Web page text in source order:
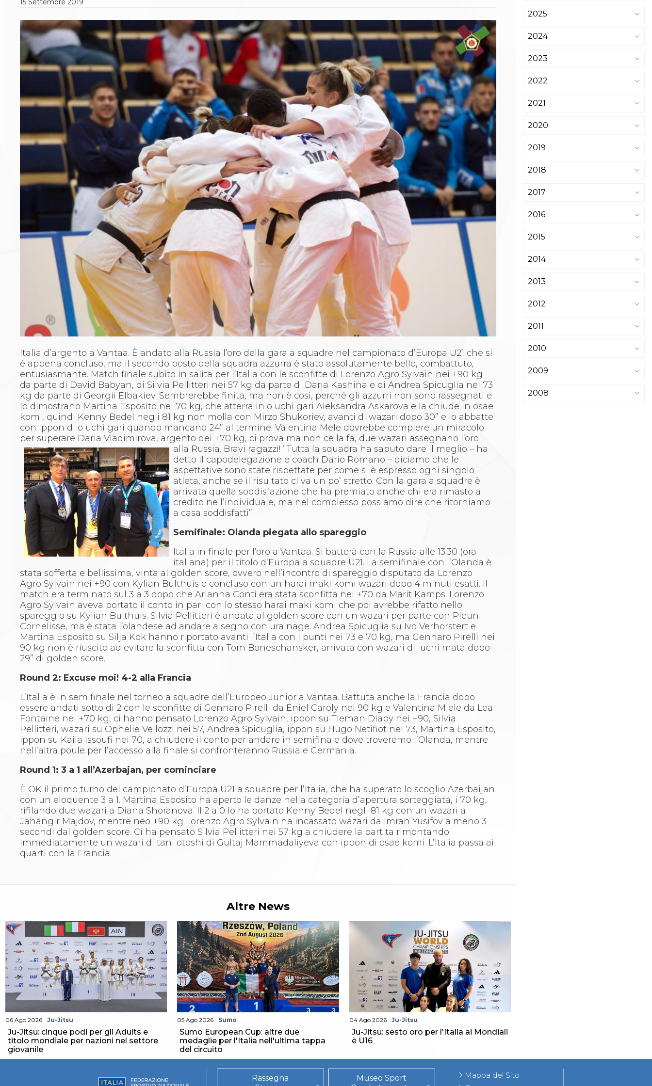
Classifica Società Sportive con più di 100 atleti
tesserati
Azzurri
Giustizia Sportiva
Protocollo udienze in videoconferenza
Documenti e Modulistica
Contatti
Provvedimenti in corso
Sentenze Giudice Sportivo
Sentenze Tribunale Federale
Sentenze Corte Sportiva e Federale di Appello
Sentenze di 1° Grado
Sentenze CAF
Sentenze Tribunale Nazionale Arbitrato per lo
Dispositivi Tribunale Federale
Dispositivi Corte Sportiva e Federale di Appello
Spese per l’accesso alla Giustizia
Gare e Risultati
Archivio eventi
Dove siamo
Comitati Regionali
Società
La Federazione
Cerca Società Sportive
Media
Rassegna stampa
Pubblicazioni FIJLKAM
Libreria FIJLKAM
Athlon.net
Galleria Fotografica
Video
Partners
Trasparenza
FIJLKAM trasparente
Amministrazione
Avvisi
Gare d’Appalto
Whistleblowing
Judo
La disciplina
News
Attività Didattica
Gare e Risultati
Albi Federali
Arbitri
Lotta
La disciplina
News
Gare e Risultati
Albi Federali
Karate
La disciplina
News
Gare e Risultati
Attività Didattica
Albi Federali
Arti marziali
Aikido
Ju Jitsu
Sumo
Capoeira
Grappling
BJJ
Pancrazio/Pankration
S'istrumpa
News
Calendario Attività
Difesa Personale MGA
La disciplina
News
Merchandising
Mappa del sito
Cerca
Contatti
News
Cookies Accept
Corsi Preparatore Fisico
Edutraining class - Didattica infantile
Corso dirigenti sportivi
Corso Direttore di Gara
Abilitazioni
Sportello Fiscale
News
Modulistica
FAQ
Sostenibilità
Documenti
15Settembre2019
Italia d’argento a Vantaa. È andato alla Russia l’oro della gara a squadre nel campionato d’Europa U21 che si
è appena concluso, ma il secondo posto della squadra azzurra è stato assolutamente bello, combattuto,
entusiasmante. Match finale subito in salita per l’Italia con le sconfitte di Lorenzo Agro Sylvain nei +90 kg
da parte di David Babyan, di Silvia Pellitteri nei 57 kg da parte di Daria Kashina e di Andrea Spicuglia nei 73
kg da parte di Georgii Elbakiev. Sembrerebbe finita, ma non è così, perché gli azzurri non sono rassegnati e
lo dimostrano Martina Esposito nei 70 kg, che atterra in o uchi gari Aleksandra Askarova e la chiude in osae
komi, quindi Kenny Bedel negli 81 kg non molla con Mirzo Shukoriev, avanti di wazari dopo 30” e lo abbatte
con ippon di o uchi gari quando mancano 24” al termine. Valentina Mele dovrebbe compiere un miracolo
per superare Daria Vladimirova, argento dei +70 kg, ci prova ma non ce la fa, duewazari assegnano l’oro
alla Russia. Bravi ragazzi! “Tutta la squadra ha saputo dare il meglio – ha
detto il capodelegazione e coach Dario Romano – diciamo che le
aspettative sono state rispettate per come si è espresso ogni singolo
atleta, anche se il risultato ci va un po’ stretto. Con la gara a squadre è
arrivata quella soddisfazione che ha premiato anche chi era rimasto a
credito nell’individuale, ma nel complesso possiamo dire che ritorniamo
a casa soddisfatti”.
Semifinale: Olanda piegata allo spareggio
Italia in finale per l’oro a Vantaa. Si batterà con la Russia alle 13.30 (ora
italiana) per il titolo d’Europa a squadre U21. La semifinale con l’Olanda è
stata sofferta e bellissima, vinta al golden score, ovvero nell’incontro di spareggio disputato da Lorenzo
Agro Sylvain nei +90 con Kylian Bulthuis e concluso con un harai maki komi wazari dopo 4 minuti esatti. Il
match era terminato sul 3 a 3 dopo che Arianna Conti era stata sconfitta nei +70 da Marit Kamps. Lorenzo
Agro Sylvain aveva portato il conto in pari con lo stesso harai maki komi che poi avrebbe rifatto nello
spareggio su Kylian Bulthuis. Silvia Pellitteri è andata al golden score con un wazari per parte con Pleuni
Cornelisse, ma è stata l’olandese ad andare a segno con ura nage. Andrea Spicuglia su Ivo Verhorstert e
Martina Esposito su Silja Kok hanno riportato avanti l’Italia con i punti nei 73 e 70 kg, ma Gennaro Pirelli nei
90 kg non è riuscito ad evitare la sconfitta con Tom Boneschansker, arrivata con wazari di uchi mata dopo
29” di golden score.
Round 2: Excuse moi! 4-2 alla Francia
L’Italia è in semifinale nel torneo a squadre dell’Europeo Junior a Vantaa. Battuta anche la Francia dopo
essere andati sotto di 2 con le sconfitte di Gennaro Pirelli da Eniel Caroly nei 90 kg e Valentina Miele da Lea
Fontaine nei +70 kg, ci hanno pensato Lorenzo Agro Sylvain, ippon su Tieman Diaby nei +90, Silvia
Pellitteri, wazari su Ophelie Vellozzi nei 57, Andrea Spicuglia, ippon su Hugo Netifiot nei 73, Martina Esposito,
ippon su Kaila Issoufi nei 70, a chiudere il conto per andare in semifinale dove troveremo l’Olanda, mentre
nell’altra poule per l’accesso alla finale si confronteranno Russia e Germania.
Round 1: 3 a 1 all’Azerbajan, per cominciare
È OK il primo turno del campionato d’Europa U21 a squadre per l’Italia, che ha superato lo scoglio Azerbaijan
con un eloquente 3 a 1. Martina Esposito ha aperto le danze nella categoria d’apertura sorteggiata, i 70 kg,
rifilando due wazari a Diana Shoranova. Il 2 a 0 lo ha portato Kenny Bedel negli 81 kg con un wazari a
Jahangir Majdov, mentre neo +90 kg Lorenzo Agro Sylvain ha incassato wazari da Imran Yusifov a meno 3
secondi dal golden score. Ci ha pensato Silvia Pellitteri nei 57 kg a chiudere la partita rimontando
immediatamente un wazari di tani otoshi di Gultaj Mammadaliyeva con ippon di osae komi. L’Italia passa ai
quarti con la Francia.
Altre News
06 Ago 2026 Ju-Jitsu
Ju-Jitsu: cinque podi per gli Adults e
titolo mondiale per nazioni nel settore
giovanile
05 Ago 2026 Sumo
Sumo European Cup: altre due
medaglie per l'Italia nell'ultima tappa
del circuito
04 Ago 2026 Ju-Jitsu
Ju-Jitsu: sesto oro per l'Italia ai Mondiali
è U16
2025
2024
2023
2022
2021
2020
2019
2018
2017
2016
2015
2014
2013
2012
2011
2010
2009
2008
Rassegna
Museo Sport
Mappa del Sito